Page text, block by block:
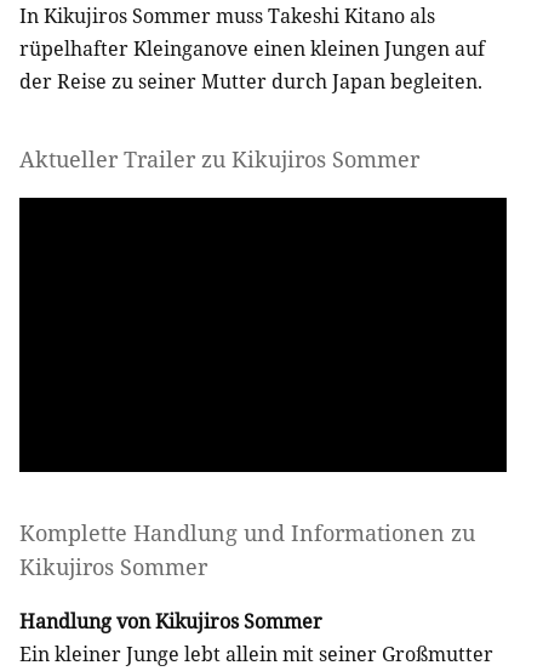
In Kikujiros Sommer muss Takeshi Kitano als
rüpelhafter Kleinganove einen kleinen Jungen auf
der Reise zu seiner Mutter durch Japan begleiten.
Aktueller Trailer zu Kikujiros Sommer
Komplette Handlung und Informationen zu
Kikujiros Sommer
Handlung von Kikujiros Sommer
Ein kleiner Junge lebt allein mit seiner Großmutter